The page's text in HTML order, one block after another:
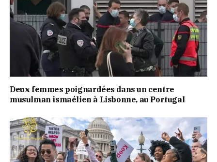
Deux femmes poignardées dans un centre
musulman ismaélien à Lisbonne, au Portugal